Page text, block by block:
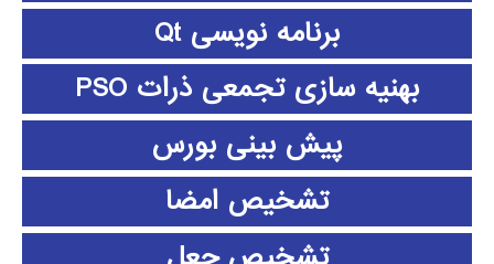
برنامه نویسی Qt
بهنیه سازی تجمعی ذرات PSO
پیش بینی بورس
تشخیص امضا